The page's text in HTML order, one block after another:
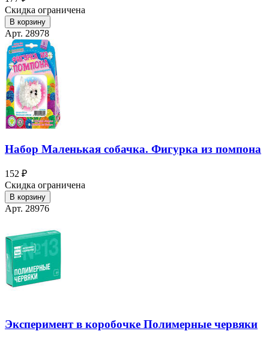
Скидка ограничена
В корзину
Арт. 28978
Набор Маленькая собачка. Фигурка из помпона
152 ₽
Скидка ограничена
В корзину
Арт. 28976
Эксперимент в коробочке Полимерные червяки